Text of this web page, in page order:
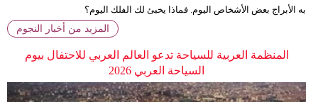
به الأبراج بعض الأشخاص اليوم. فماذا يخبئ لك الفلك اليوم؟
المزيد من أخبار النجوم
المنظمة العربية للسياحة تدعو العالم العربي للاحتفال بيوم
السياحة العربي 2026